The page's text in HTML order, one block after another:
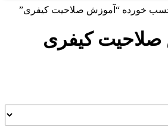
خورده “آموزش صلاحیت کیفری”
صلاحیت کیفری